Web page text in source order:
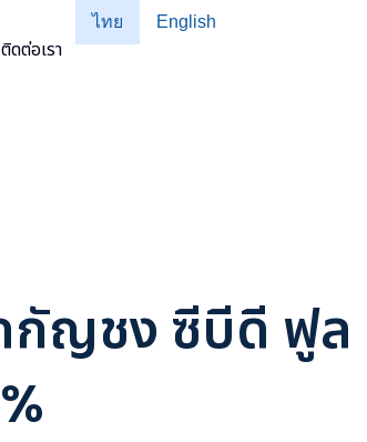
ติดต่อเรา
ไทย English
กัญชง ซีบีดี ฟูล